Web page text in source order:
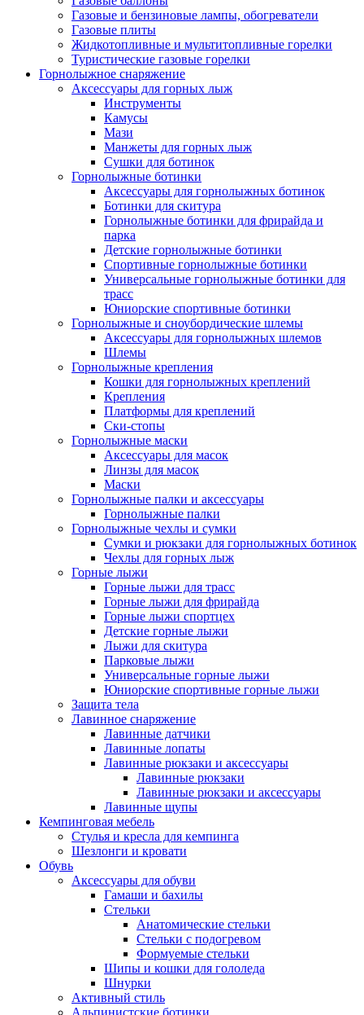
Газовые и бензиновые лампы, обогреватели
Газовые плиты
Жидкотопливные и мультитопливные горелки
Туристические газовые горелки
Горнолыжное снаряжение
Аксессуары для горных лыж
Инструменты
Камусы
Мази
Манжеты для горных лыж
Сушки для ботинок
Горнолыжные ботинки
Аксессуары для горнолыжных ботинок
Ботинки для скитура
Горнолыжные ботинки для фрирайда и
парка
Детские горнолыжные ботинки
Спортивные горнолыжные ботинки
Универсальные горнолыжные ботинки для
трасс
Юниорские спортивные ботинки
Горнолыжные и сноубордические шлемы
Аксессуары для горнолыжных шлемов
Шлемы
Горнолыжные крепления
Кошки для горнолыжных креплений
Крепления
Платформы для креплений
Ски-стопы
Горнолыжные маски
Аксессуары для масок
Линзы для масок
Маски
Горнолыжные палки и аксессуары
Горнолыжные палки
Горнолыжные чехлы и сумки
Сумки и рюкзаки для горнолыжных ботинок
Чехлы для горных лыж
Горные лыжи
Горные лыжи для трасс
Горные лыжи для фрирайда
Горные лыжи спортцех
Детские горные лыжи
Лыжи для скитура
Парковые лыжи
Универсальные горные лыжи
Юниорские спортивные горные лыжи
Защита тела
Лавинное снаряжение
Лавинные датчики
Лавинные лопаты
Лавинные рюкзаки и аксессуары
Лавинные рюкзаки
Лавинные рюкзаки и аксессуары
Лавинные щупы
Кемпинговая мебель
Стулья и кресла для кемпинга
Шезлонги и кровати
Обувь
Аксессуары для обуви
Гамаши и бахилы
Стельки
Анатомические стельки
Стельки с подогревом
Формуемые стельки
Шипы и кошки для гололеда
Шнурки
Активный стиль
Альпинистские ботинки